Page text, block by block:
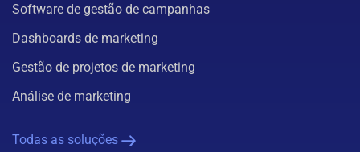
Software de gestão de campanhas
Dashboards de marketing
Gestão de projetos de marketing
Análise de marketing
Todas as soluções